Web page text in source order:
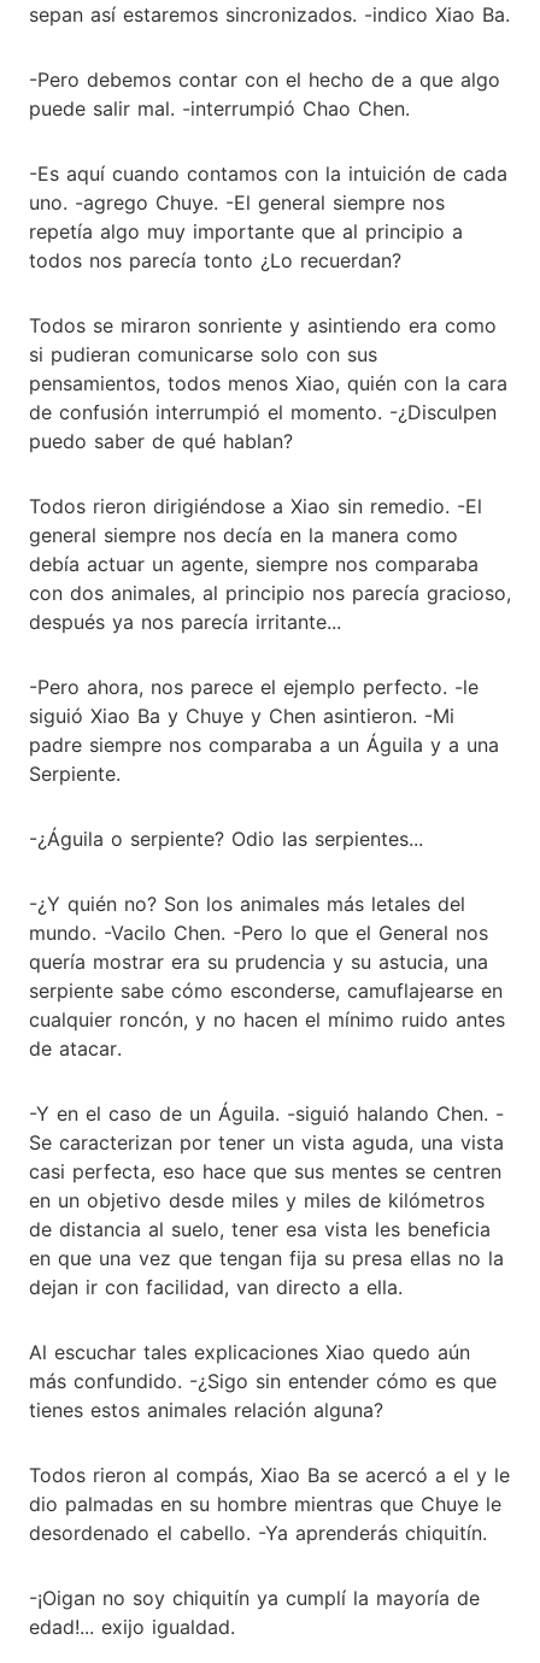
sepan así estaremos sincronizados. -indico Xiao Ba.
-Pero debemos contar con el hecho de a que algo
puede salir mal. -interrumpió Chao Chen.
-Es aquí cuando contamos con la intuición de cada
uno. -agrego Chuye. -El general siempre nos
repetía algo muy importante que al principio a
todos nos parecía tonto ¿Lo recuerdan?
Todos se miraron sonriente y asintiendo era como
si pudieran comunicarse solo con sus
pensamientos, todos menos Xiao, quién con la cara
de confusión interrumpió el momento. -¿Disculpen
puedo saber de qué hablan?
Todos rieron dirigiéndose a Xiao sin remedio. -El
general siempre nos decía en la manera como
debía actuar un agente, siempre nos comparaba
con dos animales, al principio nos parecía gracioso,
después ya nos parecía irritante...
-Pero ahora, nos parece el ejemplo perfecto. -le
siguió Xiao Ba y Chuye y Chen asintieron. -Mi
padre siempre nos comparaba a un Águila y a una
Serpiente.
-¿Águila o serpiente? Odio las serpientes...
-¿Y quién no? Son los animales más letales del
mundo. -Vacilo Chen. -Pero lo que el General nos
quería mostrar era su prudencia y su astucia, una
serpiente sabe cómo esconderse, camuflajearse en
cualquier roncón, y no hacen el mínimo ruido antes
de atacar.
-Y en el caso de un Águila. -siguió halando Chen. -
Se caracterizan por tener un vista aguda, una vista
casi perfecta, eso hace que sus mentes se centren
en un objetivo desde miles y miles de kilómetros
de distancia al suelo, tener esa vista les beneficia
en que una vez que tengan fija su presa ellas no la
dejan ir con facilidad, van directo a ella.
Al escuchar tales explicaciones Xiao quedo aún
más confundido. -¿Sigo sin entender cómo es que
tienes estos animales relación alguna?
Todos rieron al compás, Xiao Ba se acercó a el y le
dio palmadas en su hombre mientras que Chuye le
desordenado el cabello. -Ya aprenderás chiquitín.
-¡Oigan no soy chiquitín ya cumplí la mayoría de
edad!... exijo igualdad.